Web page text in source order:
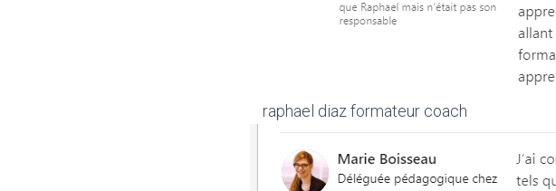
raphael diaz formateur coach